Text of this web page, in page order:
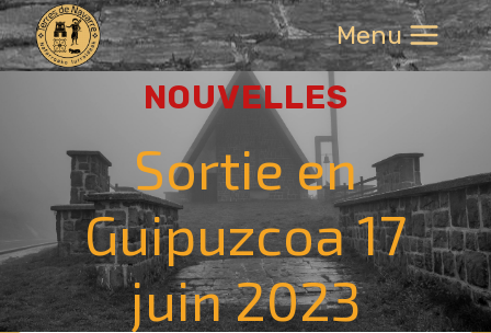
Aller
au
contenu
Menu
NOUVELLES
Sortie en
Guipuzcoa 17
juin 2023